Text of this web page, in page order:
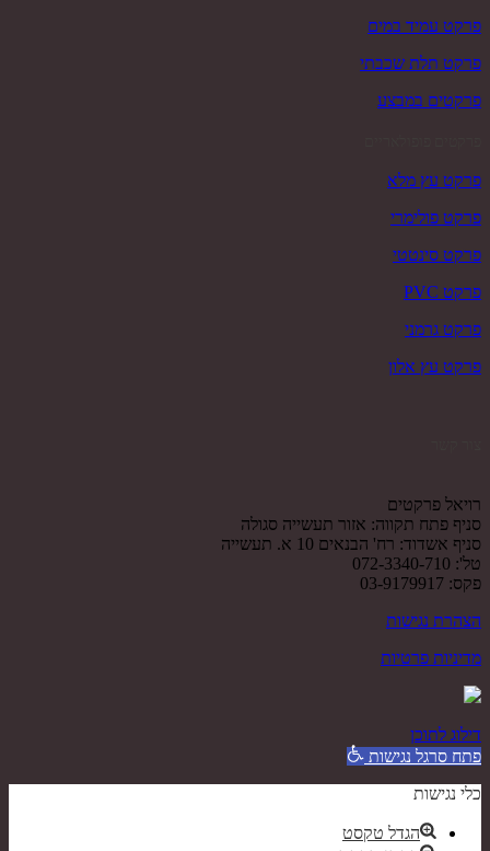
פרקט עמיד במים
פרקט תלת שכבתי
פרקטים במבצע
פרקט עץ מלא
פרקט פולימרי
פרקט סינטטי
פרקט PVC
פרקט גרמני
פרקט עץ אלון
רויאל פרקטים
סניף פתח תקווה: אזור תעשייה סגולה
סניף אשדוד: רח' הבנאים 10 א. תעשייה
טל': 072-3340-710
פקס: 03-9179917
הצהרת נגישות
מדיניות פרטיות
דילוג לתוכן
פתח סרגל נגישות
כלי נגישות
הגדל טקסט